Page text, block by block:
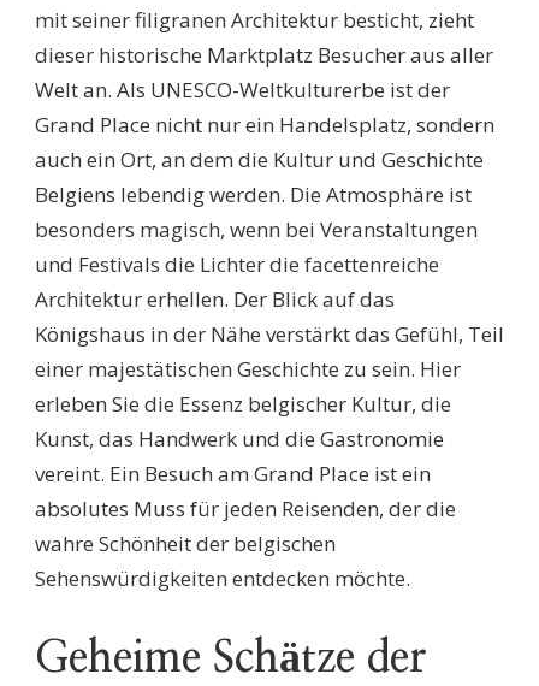
mit seiner filigranen Architektur besticht, zieht
dieser historische Marktplatz Besucher aus aller
Welt an. Als UNESCO-Weltkulturerbe ist der
Grand Place nicht nur ein Handelsplatz, sondern
auch ein Ort, an dem die Kultur und Geschichte
Belgiens lebendig werden. Die Atmosphäre ist
besonders magisch, wenn bei Veranstaltungen
und Festivals die Lichter die facettenreiche
Architektur erhellen. Der Blick auf das
Königshaus in der Nähe verstärkt das Gefühl, Teil
einer majestätischen Geschichte zu sein. Hier
erleben Sie die Essenz belgischer Kultur, die
Kunst, das Handwerk und die Gastronomie
vereint. Ein Besuch am Grand Place ist ein
absolutes Muss für jeden Reisenden, der die
wahre Schönheit der belgischen
Sehenswürdigkeiten entdecken möchte.
Geheime Schätze der